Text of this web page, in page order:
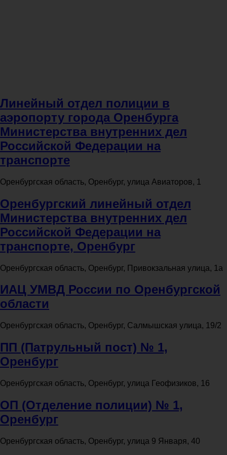
Линейный отдел полиции в
аэропорту города Оренбурга
Министерства внутренних дел
Российской Федерации на
транспорте
Оренбургская область, Оренбург, улица Авиаторов, 1
Оренбургский линейный отдел
Министерства внутренних дел
Российской Федерации на
транспорте, Оренбург
Оренбургская область, Оренбург, Привокзальная улица, 1а
ИАЦ УМВД России по Оренбургской
области
Оренбургская область, Оренбург, Салмышская улица, 19/2
ПП (Патрульный пост) № 1,
Оренбург
Оренбургская область, Оренбург, улица Геофизиков, 16
ОП (Отделение полиции) № 1,
Оренбург
Оренбургская область, Оренбург, улица 9 Января, 40